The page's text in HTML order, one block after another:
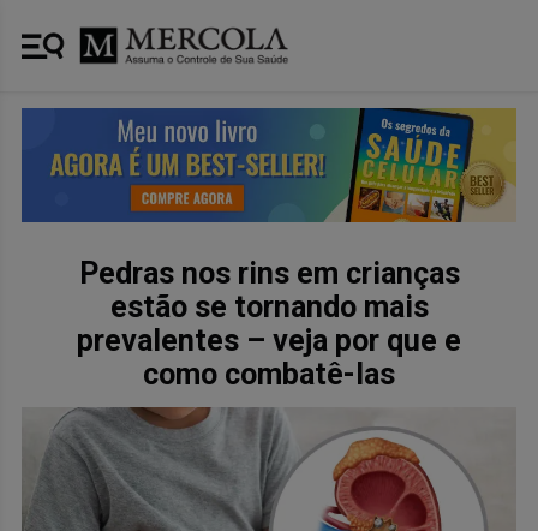
Pedras nos rins em crianças
estão se tornando mais
prevalentes – veja por que e
como combatê-las